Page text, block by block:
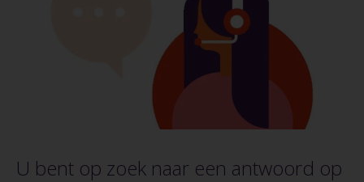
U bent op zoek naar een antwoord op